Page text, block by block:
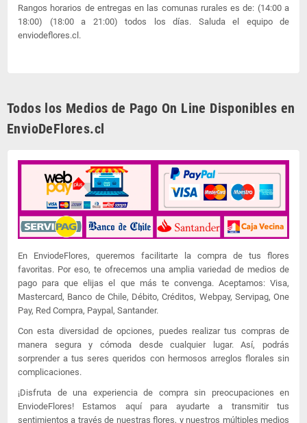
Rangos horarios de entregas en las comunas rurales es de: (14:00 a
18:00) (18:00 a 21:00) todos los días. Saluda el equipo de
enviodeflores.cl.
Todos los Medios de Pago On Line Disponibles en
EnvioDeFlores.cl
En EnviodeFlores, queremos facilitarte la compra de tus flores
favoritas. Por eso, te ofrecemos una amplia variedad de medios de
pago para que elijas el que más te convenga. Aceptamos: Visa,
Mastercard, Banco de Chile, Débito, Créditos, Webpay, Servipag, One
Pay, Red Compra, Paypal, Santander.
Con esta diversidad de opciones, puedes realizar tus compras de
manera segura y cómoda desde cualquier lugar. Así, podrás
sorprender a tus seres queridos con hermosos arreglos florales sin
complicaciones.
¡Disfruta de una experiencia de compra sin preocupaciones en
EnviodeFlores! Estamos aquí para ayudarte a transmitir tus
sentimientos a través de nuestras flores, y nuestros múltiples medios